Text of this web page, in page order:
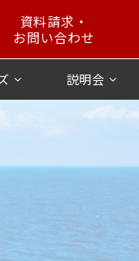
資料請求・
お問い合わせ
説明会